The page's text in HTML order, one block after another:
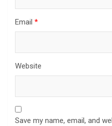
Email *
Website
Save my name, email, and